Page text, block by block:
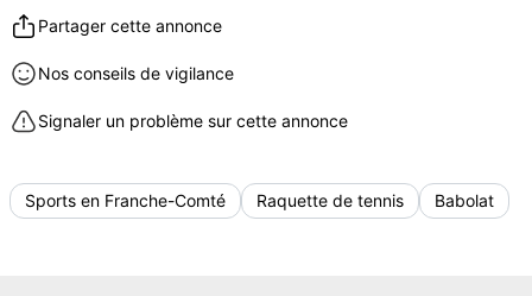
Partager cette annonce
Nos conseils de vigilance
Signaler un problème sur cette annonce
Sports en Franche-Comté Raquette de tennis Babolat